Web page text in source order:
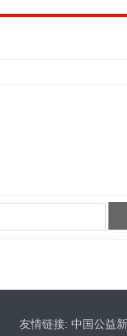
友情链接: 中国公益